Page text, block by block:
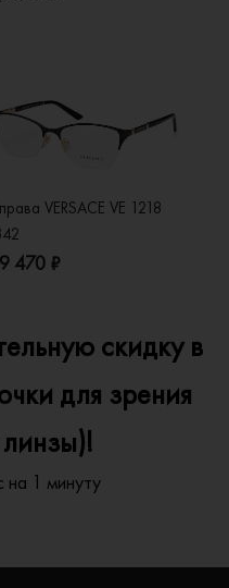
VERSACE VE 1218
470 ₽
скидку в
для зрения
1 минуту